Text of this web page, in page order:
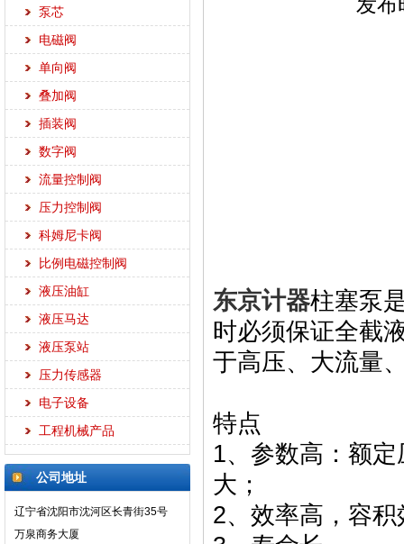
泵芯
电磁阀
单向阀
叠加阀
插装阀
数字阀
流量控制阀
压力控制阀
科姆尼卡阀
比例电磁控制阀
液压油缸
液压马达
液压泵站
压力传感器
电子设备
工程机械产品
公司地址
辽宁省沈阳市沈河区长青街35号
万泉商务大厦
东京计器柱塞泵
时必须保证全截
于高压、大流量
特点
1、参数高：额
大；
2、效率高，容